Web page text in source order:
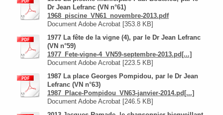
Dr Jean Lefranc (VN n°61)
1968_piscine_VN61_novembre-2013.pdf
Document Adobe Acrobat [353.8 KB]
1977 La fête de la vigne (4), par le Dr Jean Lefranc
(VN n°59)
1977_Fete-vigne-4_VN59-septembre-2013.pd[...]
Document Adobe Acrobat [223.5 KB]
1987 La place Georges Pompidou, par le Dr Jean
Lefranc (VN n°63)
1987_Place-Pompidou_VN63-janvier-2014.pd[...]
Document Adobe Acrobat [246.5 KB]